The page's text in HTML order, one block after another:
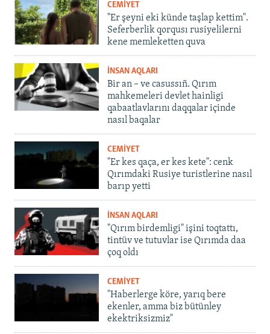
CEMİYET
"Er şeyni eki künde taşlap kettim".
Seferberlik qorqusı rusiyelilerni
kene memleketten quva
İNSAN AQLARI
Bir an – ve casussıñ. Qırım
mahkemeleri devlet hainligi
qabaatlavlarını daqqalar içinde
nasıl baqalar
CEMİYET
"Er kes qaça, er kes kete": cenk
Qırımdaki Rusiye turistlerine nasıl
barıp yetti
İNSAN AQLARI
"Qırım birdemligi" işini toqtattı,
tintüv ve tutuvlar ise Qırımda daa
çoq oldı
CEMİYET
"Haberlerge köre, yarıq bere
ekenler, amma biz bütünley
ekektriksizmiz"